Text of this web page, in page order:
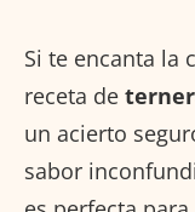
Si te encanta la
receta de
un acierto
sabor